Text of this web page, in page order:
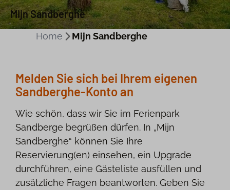
Mijn Sandberghe
Home Mijn Sandberghe
Melden Sie sich bei Ihrem eigenen
Sandberghe-Konto an
Wie schön, dass wir Sie im Ferienpark
Sandberge begrüßen dürfen. In „Mijn
Sandberghe“ können Sie Ihre
Reservierung(en) einsehen, ein Upgrade
durchführen, eine Gästeliste ausfüllen und
zusätzliche Fragen beantworten. Geben Sie